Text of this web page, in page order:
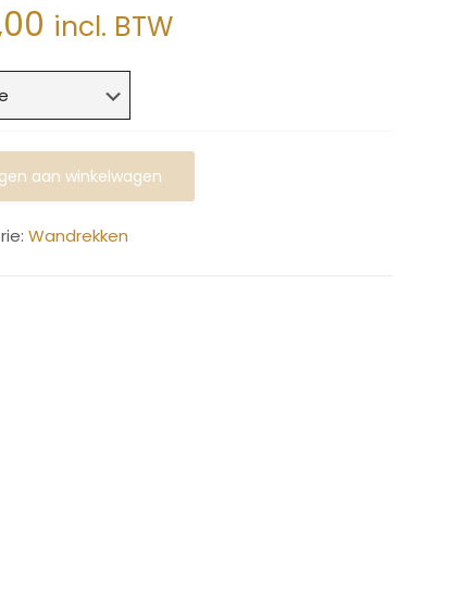
Prijsklasse:
€180,00
incl. BTW
aan winkelwagen
Wandrekken